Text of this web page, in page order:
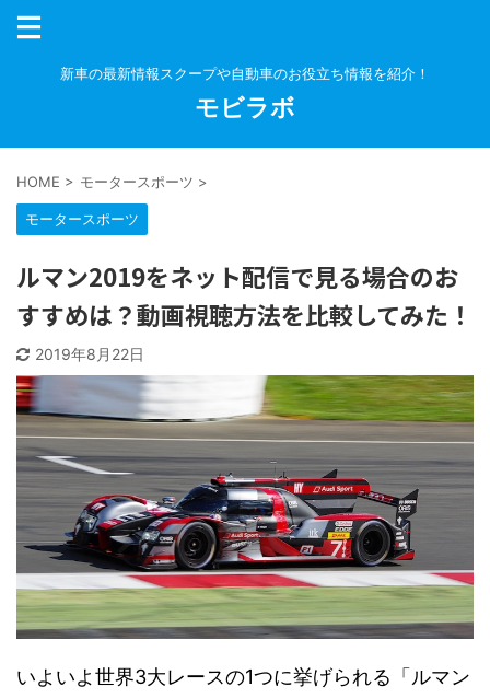
新車の最新情報スクープや自動車のお役立ち情報を紹介！
モビラボ
HOME > モータースポーツ >
モータースポーツ
ルマン2019をネット配信で見る場合のお
すすめは？動画視聴方法を比較してみた！
2019年8月22日
いよいよ世界3大レースの1つに挙げられる「ルマン